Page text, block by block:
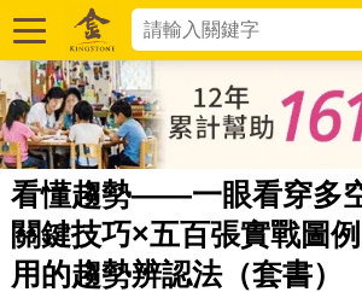
看懂趨勢——一眼看穿多
關鍵技巧×五百張實戰圖
用的趨勢辨認法（套書）